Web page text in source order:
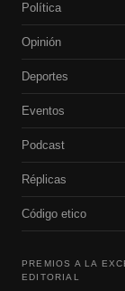
Política
Opinión
Deportes
Eventos
Podcast
Réplicas
Código etico
PREMIOS A LA
EDITORIAL